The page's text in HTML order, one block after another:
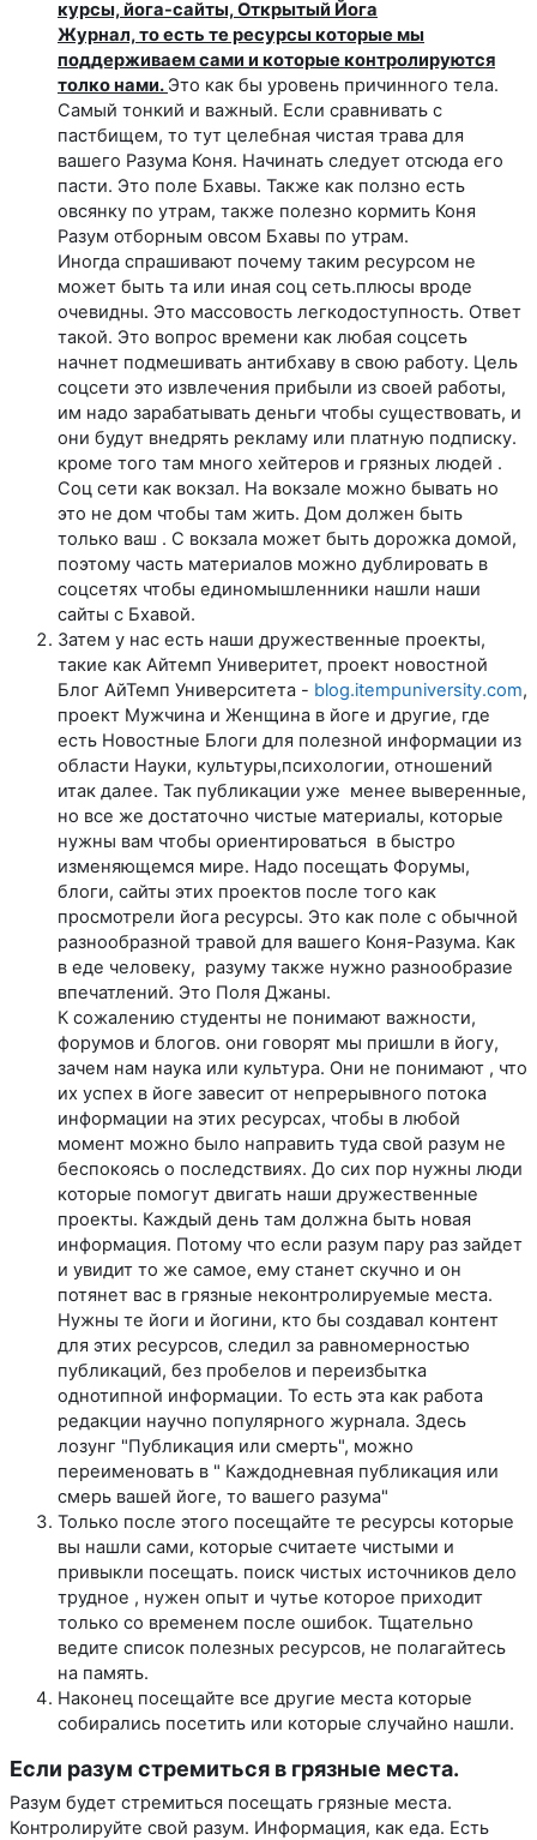
курсы, йога-сайты, Открытый Йога
Журнал, то есть те ресурсы которые мы
поддерживаем сами и которые контролируются
толко нами. Это как бы уровень причинного тела.
Самый тонкий и важный. Если сравнивать с
пастбищем, то тут целебная чистая трава для
вашего Разума Коня. Начинать следует отсюда его
пасти. Это поле Бхавы. Также как ползно есть
овсянку по утрам, также полезно кормить Коня
Разум отборным овсом Бхавы по утрам.
Иногда спрашивают почему таким ресурсом не
может быть та или иная соц сеть.плюсы вроде
очевидны. Это массовость легкодоступность. Ответ
такой. Это вопрос времени как любая соцсеть
начнет подмешивать антибхаву в свою работу. Цель
соцсети это извлечения прибыли из своей работы,
им надо зарабатывать деньги чтобы существовать, и
они будут внедрять рекламу или платную подписку.
кроме того там много хейтеров и грязных людей .
Соц сети как вокзал. На вокзале можно бывать но
это не дом чтобы там жить. Дом должен быть
только ваш . С вокзала может быть дорожка домой,
поэтому часть материалов можно дублировать в
соцсетях чтобы единомышленники нашли наши
сайты с Бхавой.
Затем у нас есть наши дружественные проекты,
такие как Айтемп Универитет, проект новостной
Блог АйТемп Университета - blog.itempuniversity.com,
проект Мужчина и Женщина в йоге и другие, где
есть Новостные Блоги для полезной информации из
области Науки, культуры,психологии, отношений
итак далее. Так публикации уже менее выверенные,
но все же достаточно чистые материалы, которые
нужны вам чтобы ориентироваться в быстро
изменяющемся мире. Надо посещать Форумы,
блоги, сайты этих проектов после того как
просмотрели йога ресурсы. Это как поле с обычной
разнообразной травой для вашего Коня-Разума. Как
в еде человеку, разуму также нужно разнообразие
впечатлений. Это Поля Джаны.
К сожалению студенты не понимают важности,
форумов и блогов. они говорят мы пришли в йогу,
зачем нам наука или культура. Они не понимают , что
их успех в йоге завесит от непрерывного потока
информации на этих ресурсах, чтобы в любой
момент можно было направить туда свой разум не
беспокоясь о последствиях. До сих пор нужны люди
которые помогут двигать наши дружественные
проекты. Каждый день там должна быть новая
информация. Потому что если разум пару раз зайдет
и увидит то же самое, ему станет скучно и он
потянет вас в грязные неконтролируемые места.
Нужны те йоги и йогини, кто бы создавал контент
для этих ресурсов, следил за равномерностью
публикаций, без пробелов и переизбытка
однотипной информации. То есть эта как работа
редакции научно популярного журнала. Здесь
лозунг "Публикация или смерть", можно
переименовать в " Каждодневная публикация или
смерь вашей йоге, то вашего разума"
Только после этого посещайте те ресурсы которые
вы нашли сами, которые считаете чистыми и
привыкли посещать. поиск чистых источников дело
трудное , нужен опыт и чутье которое приходит
только со временем после ошибок. Тщательно
ведите список полезных ресурсов, не полагайтесь
на память.
Наконец посещайте все другие места которые
собирались посетить или которые случайно нашли.
Если разум стремиться в грязные места.
Разум будет стремиться посещать грязные места.
Контролируйте свой разум. Информация, как еда. Есть